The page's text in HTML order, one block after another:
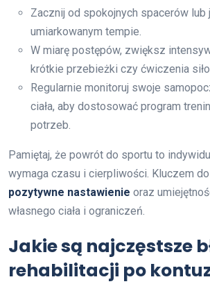
Zacznij od spokojnych spacerów
umiarkowanym tempie.
W miarę postępów, zwiększ
krótkie przebieżki czy ćwiczenia
Regularnie monitoruj swoje
ciała, aby dostosować program
potrzeb.
Pamiętaj, że powrót do sportu to
wymaga czasu i cierpliwości. Kluczem
pozytywne nastawienie oraz
własnego ciała i ograniczeń.
Jakie są najczęstsze
rehabilitacji po